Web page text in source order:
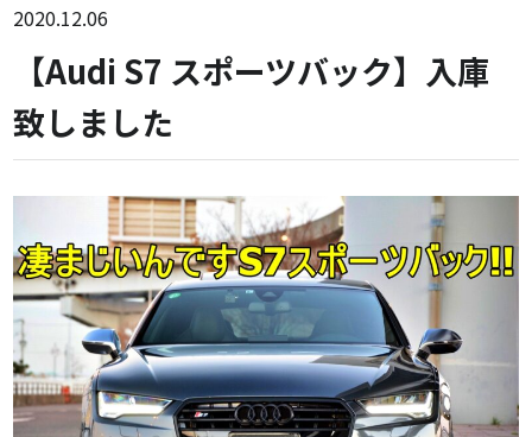
2020.12.06
【Audi S7 スポーツバック】入庫
致しました